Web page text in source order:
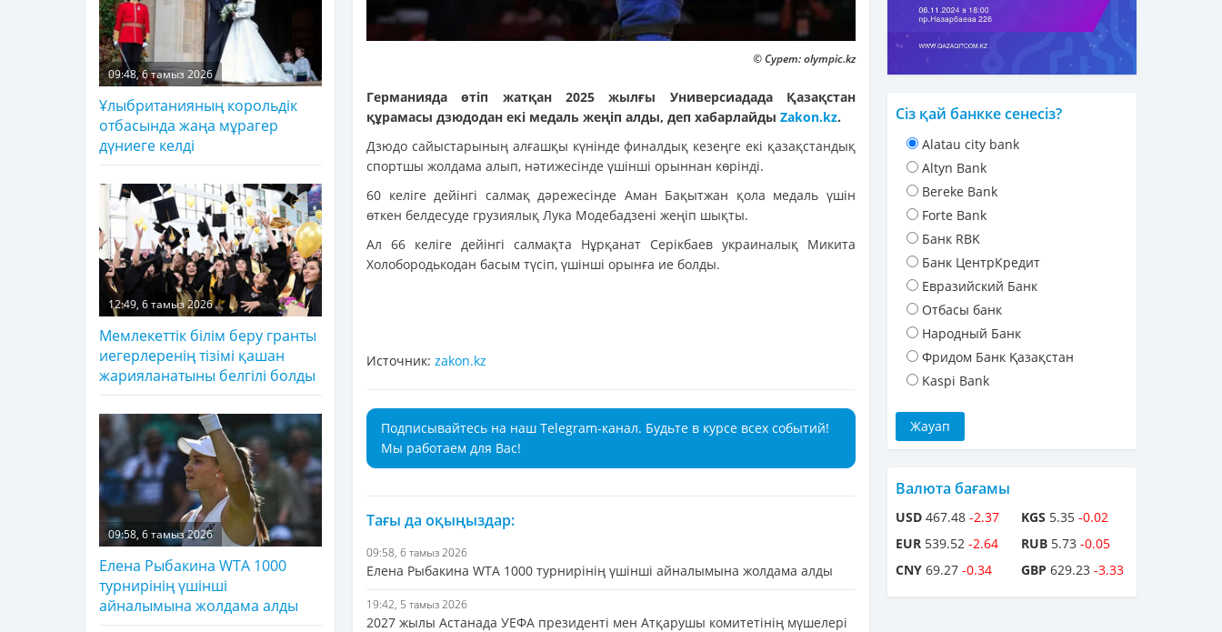
© Сурет: olympic.kz
Германияда өтіп жатқан 2025 жылғы Универсиадада Қазақстан
құрамасы дзюдодан екі медаль жеңіп алды, деп хабарлайды Zakon.kz.
Дзюдо сайыстарының алғашқы күнінде финалдық кезеңге екі қазақстандық
спортшы жолдама алып, нәтижесінде үшінші орыннан көрінді.
60 келіге дейінгі салмақ дәрежесінде Аман Бақытжан қола медаль үшін
өткен белдесуде грузиялық Лука Модебадзені жеңіп шықты.
Ал 66 келіге дейінгі салмақта Нұрқанат Серікбаев украиналық Микита
Холобородькодан басым түсіп, үшінші орынға ие болды.
Источник: zakon.kz
Подписывайтесь на наш Telegram-канал. Будьте в курсе всех событий!
Мы работаем для Вас!
Тағы да оқыңыздар:
09:58, 6 тамыз 2026
Елена Рыбакина WTA 1000 турнирінің үшінші айналымына жолдама алды
19:42, 5 тамыз 2026
2027 жылы Астанада УЕФА президенті мен Атқарушы комитетінің мүшелері
09:48, 6 тамыз 2026
Ұлыбританияның корольдік
отбасында жаңа мұрагер
дүниеге келді
12:49, 6 тамыз 2026
Мемлекеттік білім беру гранты
иегерлеренің тізімі қашан
жарияланатыны белгілі болды
09:58, 6 тамыз 2026
Елена Рыбакина WTA 1000
турнирінің үшінші
айналымына жолдама алды
Сіз қай банкке сенесіз?
Alatau city bank
Altyn Bank
Bereke Bank
Forte Bank
Банк RBK
Банк ЦентрКредит
Евразийский Банк
Отбасы банк
Народный Банк
Фридом Банк Қазақстан
Kaspi Bank
Валюта бағамы
USD 467.48 -2.37
EUR 539.52 -2.64
CNY 69.27 -0.34
KGS 5.35 -0.02
RUB 5.73 -0.05
GBP 629.23 -3.33